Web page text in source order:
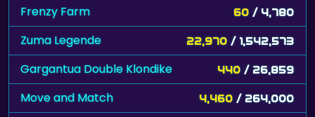
Frenzy Farm 60 / 4,780
Zuma Legende 22,970 / 1,542,573
Gargantua Double Klondike 440 / 26,859
Move and Match 4,460 / 264,000